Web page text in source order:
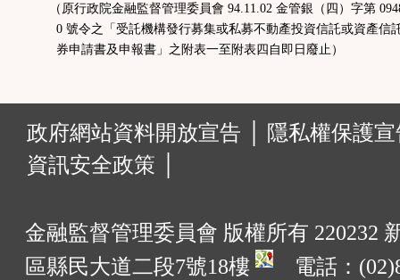
（原行政院金融監督管理委員會 94.11.02 金管銀（四）字第
0 號令之「受託機構發行募集或私募不動產投資信託或資產信
券申請書及申報書」之附表一至附表四自即日廢止）
政府網站資料開放宣告 │
隱私權保護
資訊安全政策 │
金融監督管理委員會 版權所有 220232
區縣民大道二段7號18樓
電話：